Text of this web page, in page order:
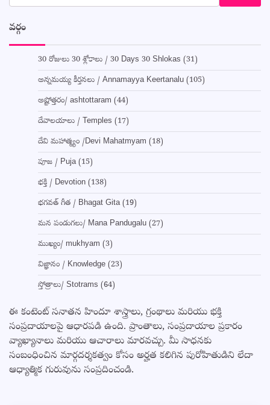
for:
వర్గం
30 రోజులు 30 శ్లోకాలు / 30 Days 30 Shlokas (31)
అన్నమయ్య కీర్తనలు / Annamayya Keertanalu (105)
అష్టోత్తరం/ ashtottaram (44)
దేవాలయాలు / Temples (17)
దేవి మహాత్మ్యం /Devi Mahatmyam (18)
పూజ / Puja(15)
భక్తి / Devotion (138)
భగవత్ గీత / Bhagat Gita(19)
మన పండుగలు/ Mana Pandugalu (27)
ముఖ్యం/ mukhyam (3)
విజ్ఞానం / Knowledge (23)
స్తోత్రాలు/ Stotrams (64)
ఈ కంటెంట్ సనాతన హిందూ శాస్త్రాలు, గ్రంథాలు మరియు భక్తి
సంప్రదాయాలపై ఆధారపడి ఉంది. ప్రాంతాలు, సంప్రదాయాల ప్రకారం
వ్యాఖ్యానాలు మరియు ఆచారాలు మారవచ్చు. మీ సాధనకు
సంబంధించిన మార్గదర్శకత్వం కోసం అర్హత కలిగిన పురోహితుడిని లేదా
ఆధ్యాత్మిక గురువును సంప్రదించండి.